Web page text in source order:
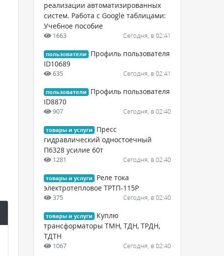
реализации автоматизированных
систем. Работа с Google таблицами:
Учебное пособие
1663 Сегодня, в 02:41
пользователи
Профиль пользователя
ID10689
635 Сегодня, в 02:41
пользователи
Профиль пользователя
ID8870
907 Сегодня, в 02:40
товары и услуги
Пресс
гидравлический одностоечный
П6328 усилие 60т
1281 Сегодня, в 02:40
товары и услуги
Реле тока
электротепловое ТРТП-115Р
375 Сегодня, в 02:40
товары и услуги
Куплю
трансформаторы ТМН, ТДН, ТРДН,
ТДТН
1067 Сегодня, в 02:40